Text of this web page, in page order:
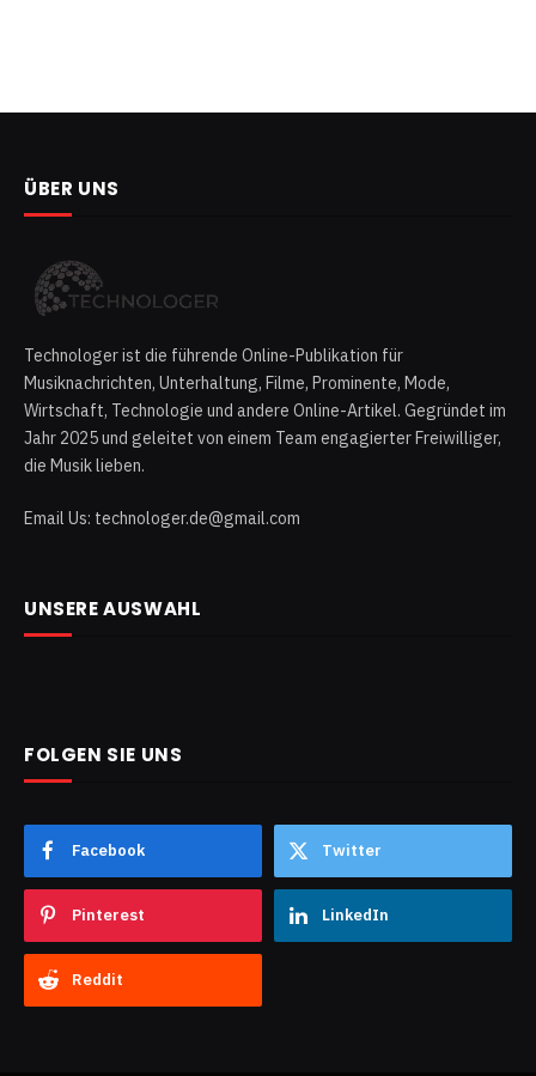
ÜBER UNS
Technologer ist die führende Online-Publikation für
Musiknachrichten, Unterhaltung, Filme, Prominente, Mode,
Wirtschaft, Technologie und andere Online-Artikel. Gegründet im
Jahr 2025 und geleitet von einem Team engagierter Freiwilliger,
die Musik lieben.
Email Us: technologer.de@gmail.com
UNSERE AUSWAHL
FOLGEN SIE UNS
Facebook Twitter
Pinterest LinkedIn
Reddit